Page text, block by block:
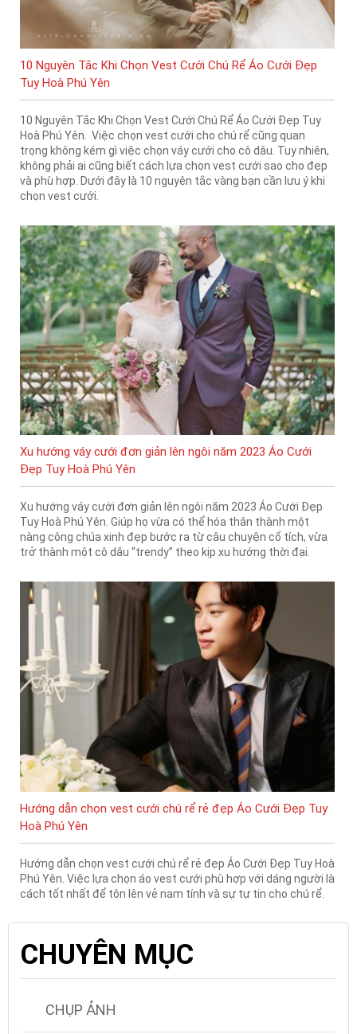
10 Nguyên Tắc Khi Chọn Vest Cưới Chú Rể Áo Cưới Đẹp
Tuy Hoà Phú Yên
10 Nguyên Tắc Khi Chọn Vest Cưới Chú Rể Áo Cưới Đẹp Tuy
Hoà Phú Yên. Việc chọn vest cưới cho chú rể cũng quan
trọng không kém gì việc chọn váy cưới cho cô dâu. Tuy nhiên,
không phải ai cũng biết cách lựa chọn vest cưới sao cho đẹp
và phù hợp. Dưới đây là 10 nguyên tắc vàng bạn cần lưu ý khi
chọn vest cưới.
Xu hướng váy cưới đơn giản lên ngôi năm 2023 Áo Cưới
Đẹp Tuy Hoà Phú Yên
Xu hướng váy cưới đơn giản lên ngôi năm 2023 Áo Cưới Đẹp
Tuy Hoà Phú Yên. Giúp họ vừa có thể hóa thân thành một
nàng công chúa xinh đẹp bước ra từ câu chuyện cổ tích, vừa
trở thành một cô dâu “trendy” theo kịp xu hướng thời đại.
Hướng dẫn chọn vest cưới chú rể rẻ đẹp Áo Cưới Đẹp Tuy
Hoà Phú Yên
Hướng dẫn chọn vest cưới chú rể rẻ đẹp Áo Cưới Đẹp Tuy Hoà
Phú Yên. Việc lựa chọn áo vest cưới phù hợp với dáng người là
cách tốt nhất để tôn lên vẻ nam tính và sự tự tin cho chú rể.
CHUYÊN MỤC
CHỤP ẢNH